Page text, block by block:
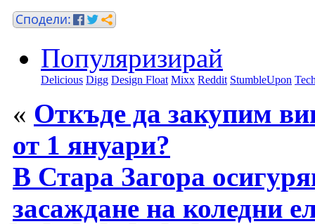
Популяризирай
Delicious Digg Design Float Mixx Reddit StumbleUpon
« Откъде да закупим
от 1 януари?
В Стара Загора
засаждане на коледни